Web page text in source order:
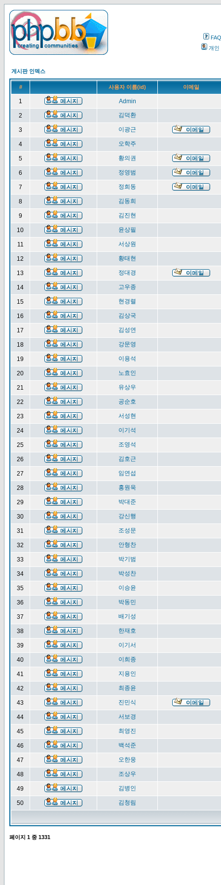
FAQ
개인
게시판 인덱스
# 사용자 이름(id) 이메일
1 Admin
2 김덕환
3 이광근
4 오학주
5 황의권
6 정영범
7 정희동
8 김동희
9 김진현
10 윤상필
11 서상원
12 황태현
13 정대경
14 고우종
15 현경렬
16 김상국
17 김성연
18 강문영
19 이용석
20 노효인
21 유상우
22 공순호
23 서성현
24 이기석
25 조영석
26 김호근
27 임연섭
28 홍원욱
29 박대준
30 강신행
31 조성문
32 안형찬
33 박기범
34 박성찬
35 이승윤
36 박동민
37 배기성
38 한재호
39 이기서
40 이희종
41 지용인
42 최종윤
43 진민식
44 서보경
45 최영진
46 백석준
47 오한웅
48 조상우
49 김병인
50 김청림
페이지 1 중 1331